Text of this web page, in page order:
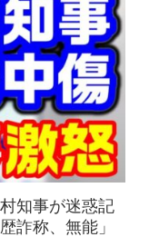
知事が迷惑記
詐称、無能」